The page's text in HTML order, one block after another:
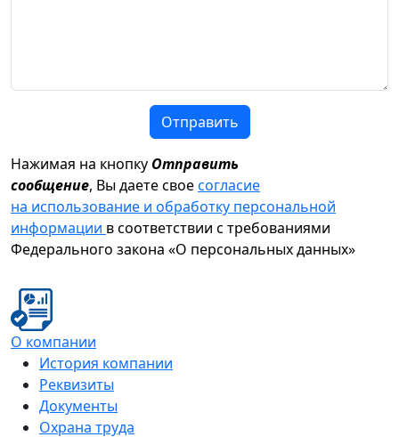
Отправить
Нажимая на кнопку Отправить
сообщение, Вы даете своесогласие
на использование и обработку персональной
информации в соответствии с требованиями
Федерального закона «О персональных данных»
О компании
История компании
Реквизиты
Документы
Охрана труда